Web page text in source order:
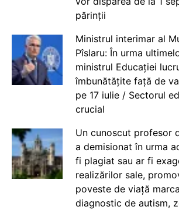
părinții
Ministrul interimar al
Pîslaru: În urma
ministrul Educației
îmbunătățite față de
pe 17 iulie / Sectorul
crucial
Un cunoscut profesor
a demisionat în urma
fi plagiat sau ar fi
realizărilor sale,
poveste de viață
diagnostic de autism,